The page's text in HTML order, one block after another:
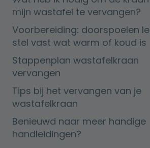
mijn wastafel te vervangen?
Voorbereiding: doorspoelen
stel vast wat warm of koud is
Stappenplan wastafelkraan
vervangen
Tips bij het vervangen van je
wastafelkraan
Benieuwd naar meer handige
handleidingen?